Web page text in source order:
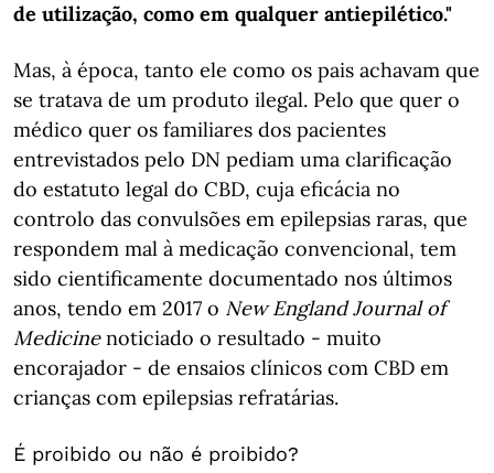
de utilização, como em qualquer antiepilético."
Mas, à época, tanto ele como os pais achavam que
se tratava de um produto ilegal. Pelo que quer o
médico quer os familiares dos pacientes
entrevistados pelo DN pediam uma clarificação
do estatuto legal do CBD, cuja eficácia no
controlo das convulsões em epilepsias raras, que
respondem mal à medicação convencional, tem
sido cientificamente documentado nos últimos
anos, tendo em 2017 o New England Journal of
Medicinenoticiado o resultado - muito
encorajador - de ensaios clínicos com CBD em
crianças com epilepsias refratárias.
É proibido ou não é proibido?